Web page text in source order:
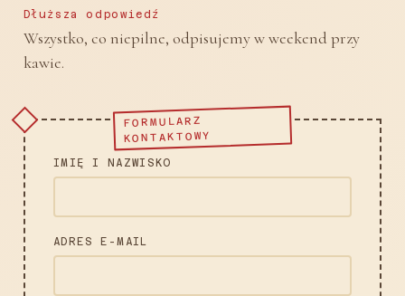
Dłuższa odpowiedź
Wszystko, co niepilne, odpisujemy w weekend przy
kawie.
FORMULARZ
KONTAKTOWY
IMIĘ I NAZWISKO
ADRES E-MAIL